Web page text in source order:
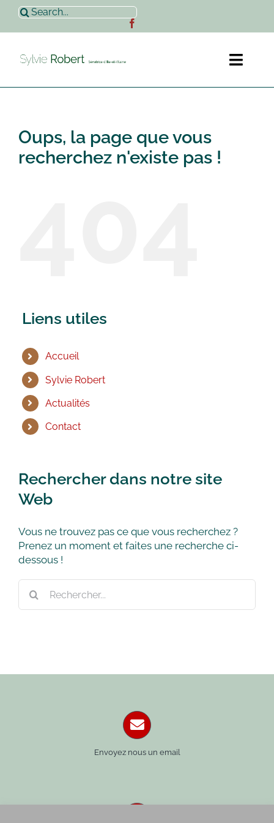
Passer
contenu
Rechercher:
Sylvie Robert
Oups, la page que vous
recherchez n'existe pas !
Liens utiles
Accueil
Sylvie Robert
Actualités
Contact
Rechercher dans notre site
Web
Vous ne trouvez pas ce que vous recherchez ?
Prenez un moment et faites une recherche ci-
dessous !
Envoyez nous un email